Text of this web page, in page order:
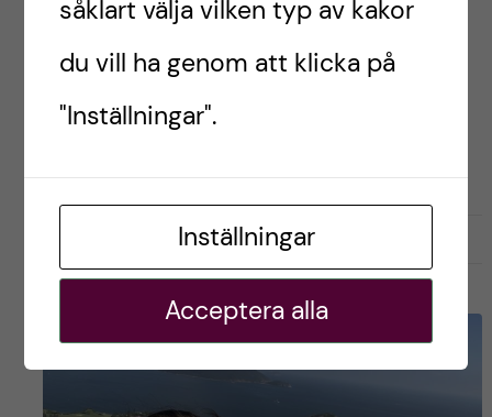
Varning för långt inlägg!
Postad av Rebecca, Hongkong
november 26, 2023 0
såklart välja vilken typ av kakor
du vill ha genom att klicka på
"Inställningar".
Inställningar
Acceptera alla